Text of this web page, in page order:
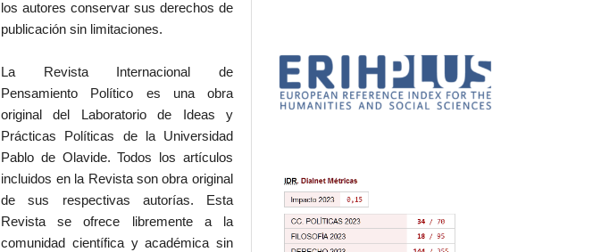
los autores conservar sus derechos de
publicación sin limitaciones.
La Revista Internacional de
Pensamiento Político es una obra
original del Laboratorio de Ideas y
Prácticas Políticas de la Universidad
Pablo de Olavide. Todos los artículos
incluidos en la Revista son obra original
de sus respectivas autorías. Esta
Revista se ofrece libremente a la
comunidad científica y académica sin